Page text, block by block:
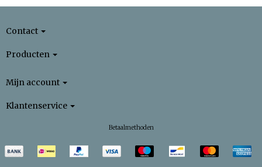
Contact
Producten
Mijn account
Klantenservice
Betaalmethoden